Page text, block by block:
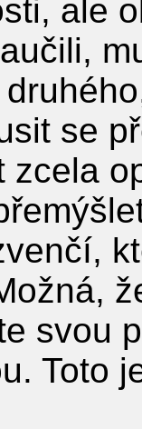
ale
se
zcela
svou
Toto